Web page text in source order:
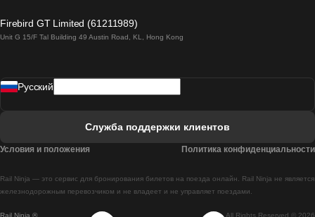
Поезд Лиссабон - Мадрид
Поезд Лиссабон - Брага
Firebird GT Limited (61211989)
Unit G 15/F Tal Building 49 Austin Road, KL, Hong Kong
Rail Ninja ® All Rights Reserved © 2026
Rail Ninja — это сервис для бронирования билетов на поезда онлайн. Rail Ninja не является
железнодорожным перевозчиком и не владеет и не управляет поездами.
Pусский
Служба поддержки клиентов
Условия и положения Политика конфиденциальности